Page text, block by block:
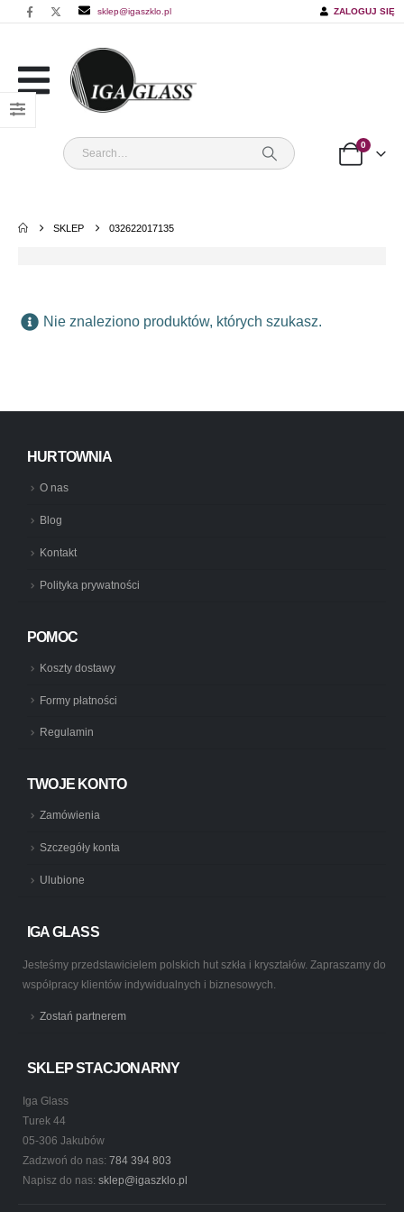
sklep@igaszklo.pl ZALOGUJ SIĘ
0
SKLEP 032622017135
Nie znaleziono produktów, których szukasz.
HURTOWNIA
O nas
Blog
Kontakt
Polityka prywatności
POMOC
Koszty dostawy
Formy płatności
Regulamin
TWOJE KONTO
Zamówienia
Szczegóły konta
Ulubione
IGA GLASS
Jesteśmy przedstawicielem polskich hut szkła i kryształów. Zapraszamy do
współpracy klientów indywidualnych i biznesowych.
Zostań partnerem
SKLEP STACJONARNY
Iga Glass
Turek 44
05-306 Jakubów
Zadzwoń do nas: 784 394 803
Napisz do nas: sklep@igaszklo.pl